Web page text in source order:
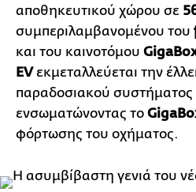
αποθηκευτικού χώρου σε
συμπεριλαμβανομένου του
και του καινοτόμου
EVεκμεταλλεύεται την
παραδοσιακού συστήματος
ενσωματώνοντας το
φόρτωσης του οχήματος.